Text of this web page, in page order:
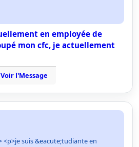
en employée de
mon cfc, je actuellement
Voir l'Message
<p>je suis &eacute;tudiante en